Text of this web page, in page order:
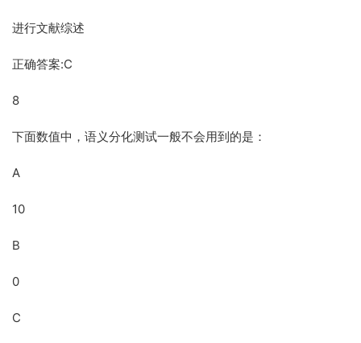
进行文献综述
正确答案:C
8
下面数值中，语义分化测试一般不会用到的是：
A
10
B
0
C